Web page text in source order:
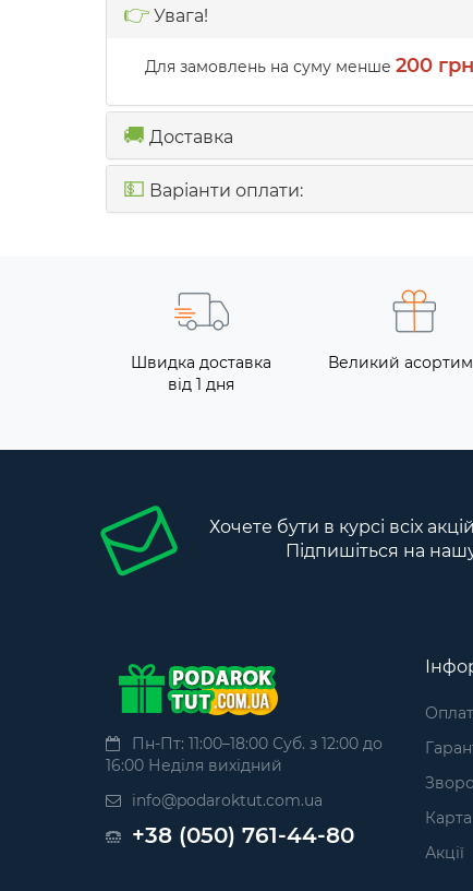
👉 Увага!
Для замовлень на суму менше 200 грн
🚚 Доставка
💵 Варіанти оплати:
Швидка доставка
від 1 дня
Великий
Хочете бути в курсі всіх
Підпишіться на
Пн-Пт: 11:00–18:00 Суб. з 12:00 до
16:00 Неділя вихідний
info@podaroktut.com.ua
+38 (050) 761-44-80
Акції